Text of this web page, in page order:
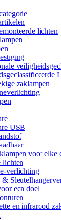
lichten
zaklampen
USB
voor elke
lichten
verlichting
&
een doel
en infrarood